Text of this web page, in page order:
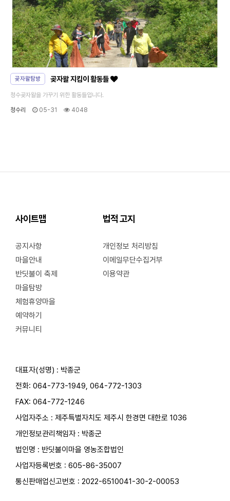
곶자왈탐방 곶자왈 지킴이 활동들
청수곶자왈을 가꾸기 위한 활동들입니다.
청수리 05-31 4048
사이트맵
공지사항
마을안내
반딧불이 축제
마을탐방
체험휴양마을
예약하기
커뮤니티
법적 고지
개인정보 처리방침
이메일무단수집거부
이용약관
대표자(성명) : 박종군
전화: 064-773-1949, 064-772-1303
FAX: 064-772-1246
사업자주소 : 제주특별자치도 제주시 한경면 대한로 1036
개인정보관리책임자 : 박종군
법인명 : 반딧불이마을 영농조합법인
사업자등록번호 : 605-86-35007
통신판매업신고번호 : 2022-6510041-30-2-00053